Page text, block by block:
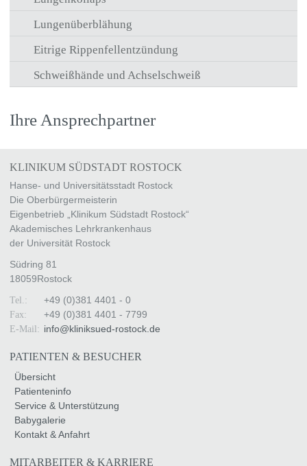
Lungenüberblähung
Eitrige Rippenfellentzündung
Schweißhände und Achselschweiß
Ihre Ansprechpartner
KLINIKUM SÜDSTADT ROSTOCK
Hanse- und Universitätsstadt Rostock
Die Oberbürgermeisterin
Eigenbetrieb „Klinikum Südstadt Rostock“
Akademisches Lehrkrankenhaus
der Universität Rostock
Südring 81
18059Rostock
Tel.: +49 (0)381 4401 - 0
Fax: +49 (0)381 4401 - 7799
E-Mail: info@kliniksued-rostock de
PATIENTEN & BESUCHER
Übersicht
Patienteninfo
Service & Unterstützung
Babygalerie
Kontakt & Anfahrt
MITARBEITER & KARRIERE